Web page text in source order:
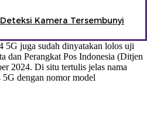
Kamera Tersembunyi
5G juga sudah dinyatakan lolos uji
dan Perangkat Pos Indonesia (Ditjen
2024. Di situ tertulis jelas nama
dengan nomor model